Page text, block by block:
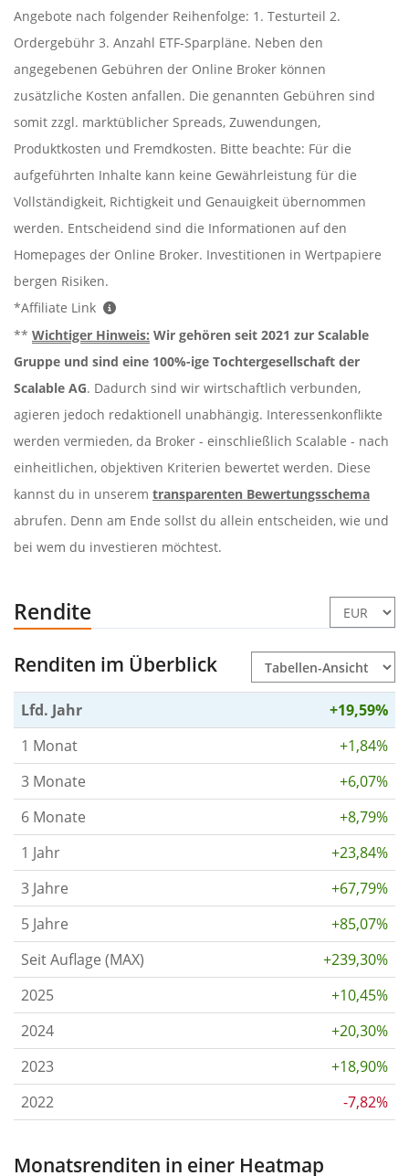
Angebote nach folgender Reihenfolge: 1. Testurteil 2.
Ordergebühr 3. Anzahl ETF-Sparpläne. Neben den
angegebenen Gebühren der Online Broker können
zusätzliche Kosten anfallen. Die genannten Gebühren sind
somit zzgl. marktüblicher Spreads, Zuwendungen,
Produktkosten und Fremdkosten. Bitte beachte: Für die
aufgeführten Inhalte kann keine Gewährleistung für die
Vollständigkeit, Richtigkeit und Genauigkeit übernommen
werden. Entscheidend sind die Informationen auf den
Homepages der Online Broker. Investitionen in Wertpapiere
bergen Risiken.
*Affiliate Link
** Wichtiger Hinweis: Wir gehören seit 2021 zur Scalable
Gruppe und sind eine 100%-ige Tochtergesellschaft der
Scalable AG. Dadurch sind wir wirtschaftlich verbunden,
agieren jedoch redaktionell unabhängig. Interessenkonflikte
werden vermieden, da Broker - einschließlich Scalable - nach
einheitlichen, objektiven Kriterien bewertet werden. Diese
kannst du in unserem transparenten Bewertungsschema
abrufen. Denn am Ende sollst du allein entscheiden, wie und
bei wem du investieren möchtest.
Rendite
Renditen im Überblick
Lfd. Jahr
+19,59%
1 Monat
+1,84%
3 Monate
+6,07%
6 Monate
+8,79%
1 Jahr
+23,84%
3 Jahre
+67,79%
5 Jahre
+85,07%
Seit Auflage (MAX)
+239,30%
2025
+10,45%
2024
+20,30%
2023
+18,90%
2022
-7,82%
Monatsrenditen in einer Heatmap